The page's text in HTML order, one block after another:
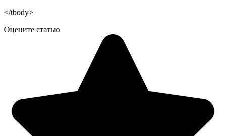
</tbody>
Оцените статью